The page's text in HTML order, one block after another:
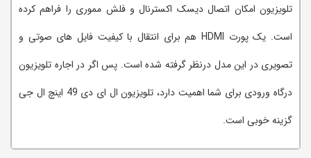
تلویزیون امکان اتصال دیسک اکسترنال و فلش مموری را فراهم کرده
است. یک پورت HDMI هم برای انتقال با کیفیت فایل های صوتی و
تصویری در این مدل درنظر گرفته شده است. پس اگر در اجاره تلویزیون
درگاه ورودی برای شما اهمیت دارد، تلویزیون ال ای دی 49 اینچ ال جی
گزینه خوبی است.